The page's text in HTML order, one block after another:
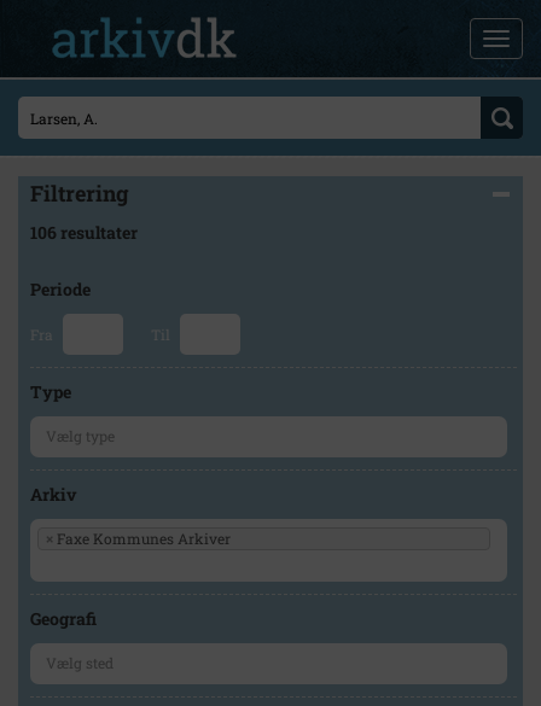
Filtrering
106 resultater
Periode
Fra Til
Type
Arkiv
× Faxe Kommunes Arkiver
Geografi